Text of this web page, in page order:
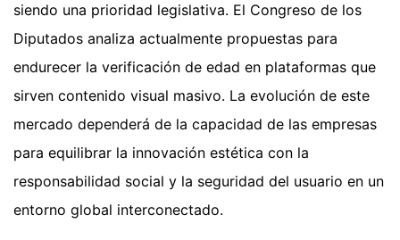
siendo una prioridad legislativa. El Congreso de los
Diputados analiza actualmente propuestas para
endurecer la verificación de edad en plataformas que
sirven contenido visual masivo. La evolución de este
mercado dependerá de la capacidad de las empresas
para equilibrar la innovación estética con la
responsabilidad social y la seguridad del usuario en un
entorno global interconectado.